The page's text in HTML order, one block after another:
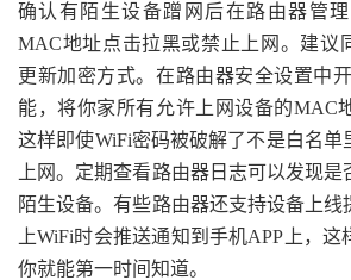
确认有陌生设备蹭网后在路由器管
MAC地址点击拉黑或禁止上网。建议
更新加密方式。在路由器安全设置中
能，将你家所有允许上网设备的MAC
这样即使WiFi密码被破解了不是白名单
上网。定期查看路由器日志可以发现
陌生设备。有些路由器还支持设备上线
上WiFi时会推送通知到手机APP上，
你就能第一时间知道。